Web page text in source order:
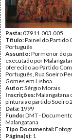
Pasta:07911.003.005
Título:Painel do Partido
Português
Assunto:Pormenor do
executado por
oferecido ao Partido
Português, Rua Soeiro
Gomes em Lisboa.
Autor:Sérgio Morais
Inscrições:Malangatana
pintura ao partido Soeiro
Data: 1999
Fundo:DMT -
Malangatana
Tipo Documental:
Página(s): 1